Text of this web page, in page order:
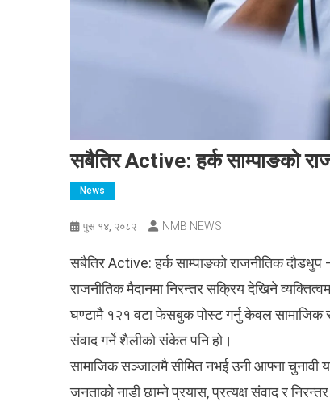
सबैतिर Active: हर्क साम्पाङको
News
पुस १४, २०८२ NMB NEWS
सबैतिर Active: हर्क साम्पाङको राजनीतिक दौडधुप
राजनीतिक मैदानमा निरन्तर सक्रिय देखिने
घण्टामै १२१ वटा फेसबुक पोस्ट गर्नु केवल सामाजिक
संवाद गर्ने शैलीको संकेत पनि हो।
सामाजिक सञ्जालमै सीमित नभई उनी आफ्ना चुनावी
जनताको नाडी छाम्ने प्रयास, प्रत्यक्ष संवाद र